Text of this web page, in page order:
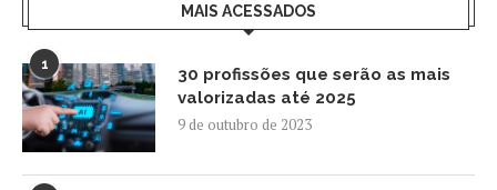
MAIS ACESSADOS
1
30 profissões que serão as mais
valorizadas até 2025
9 de outubro de 2023